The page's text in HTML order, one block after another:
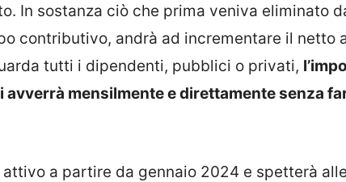
In sostanza ciò che prima veniva eliminato
contributivo, andrà ad incrementare il netto
tutti i dipendenti, pubblici o privati,
avverrà mensilmente e direttamente senza
a partire da gennaio 2024 e spetterà